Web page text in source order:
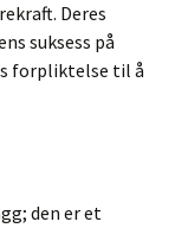
Deres
suksess på
forpliktelse til å
den er et